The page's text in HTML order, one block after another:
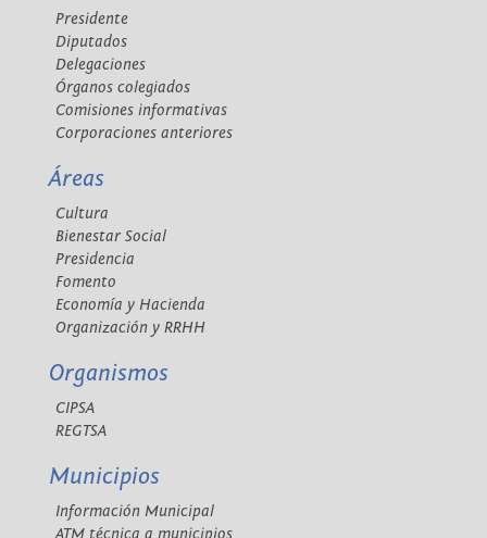
Presidente
Diputados
Delegaciones
Órganos colegiados
Comisiones informativas
Corporaciones anteriores
Áreas
Cultura
Bienestar Social
Presidencia
Fomento
Economía y Hacienda
Organización y RRHH
Organismos
CIPSA
REGTSA
Municipios
Información Municipal
ATM técnica a municipios